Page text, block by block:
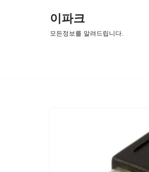
이파크
모든정보를 알려드립니다.